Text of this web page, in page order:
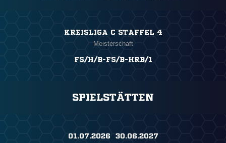
KREISLIGA C STAFFEL 4
Meisterschaft
FS/H/B-FS/B-HRB/1
SPIELSTÄTTEN
01.07.2026 ​ 30.06.2027